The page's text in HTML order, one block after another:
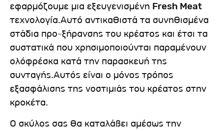
εφαρμόζουμε μια εξευγενισμένη Fresh Meat
τεχνολογία.Αυτό αντικαθιστά τα συνηθισμένα
στάδια προ-ξήρανσης του κρέατος και έτσι τα
συστατικά που χρησιμοποιούνται παραμένουν
ολόφρέσκα κατά την παρασκευή της
συνταγής.Αυτός είναι ο μόνος τρόπος
εξασφάλισης της νοστιμιάς του κρέατος στην
κροκέτα.
Ο σκύλος σας θα καταλάβει αμέσως την